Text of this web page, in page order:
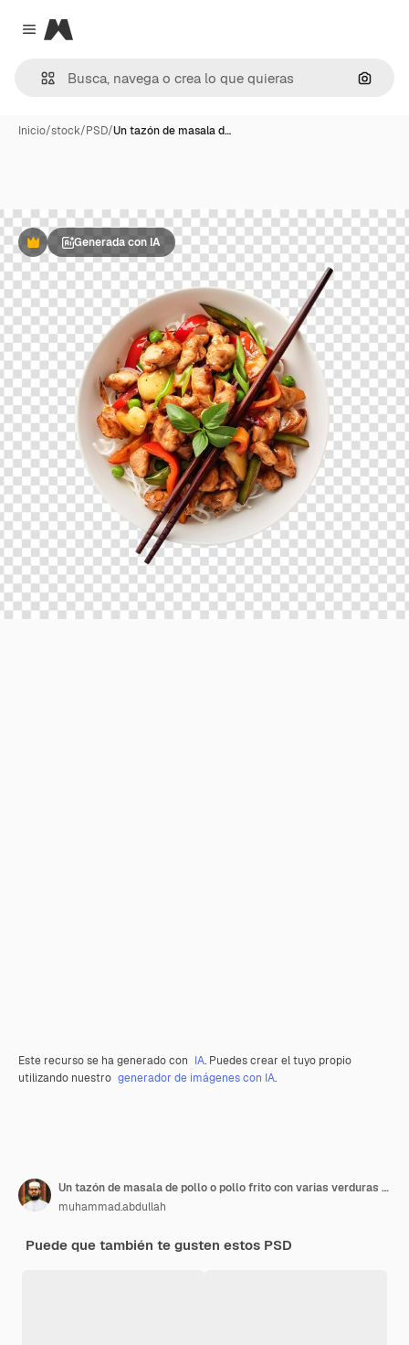
Close menu
Magnific
Inicio/stock/PSD/Un tazón de masala d…
PremiumGenerada con IA
Este recurso se ha generado con IA. Puedes crear el tuyo propio
utilizando nuestro generador de imágenes con IA.
Un tazón de masala de pollo o pollo frito con varias verduras en un fondo transparente
muhammad.abdullah
Puede que también te gusten estos PSD